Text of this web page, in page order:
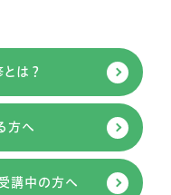
は？
方へ
講中の方へ